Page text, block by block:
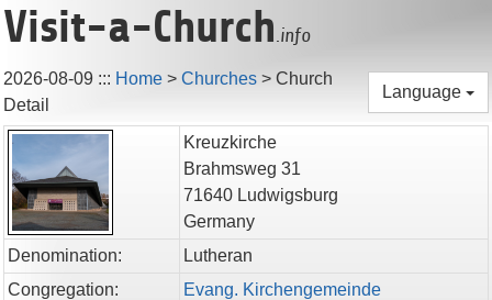
Visit-a-Church.info
2026-08-09 ::: Home > Churches > Church
Detail
Language
Kreuzkirche
Brahmsweg 31
71640 Ludwigsburg
Germany
Denomination:
Lutheran
Congregation:
Evang. Kirchengemeinde